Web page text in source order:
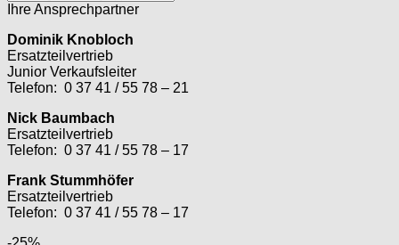
Ihre Ansprechpartner
Dominik Knobloch
Ersatzteilvertrieb
Junior Verkaufsleiter
Telefon: 0 37 41 / 55 78 – 21
Nick Baumbach
Ersatzteilvertrieb
Telefon: 0 37 41 / 55 78 – 17
Frank Stummhöfer
Ersatzteilvertrieb
Telefon: 0 37 41 / 55 78 – 17